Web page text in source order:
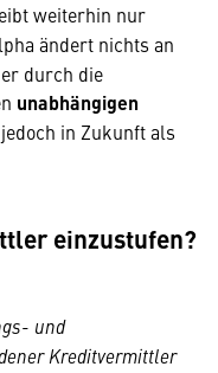
weiterhin nur
ändert nichts an
durch die
unabhängigen
in Zukunft als
einzustufen?
und
Kreditvermittler